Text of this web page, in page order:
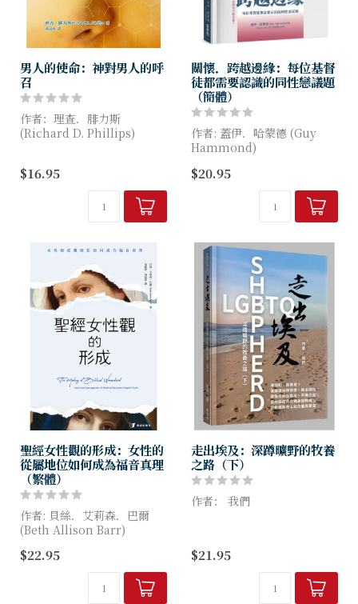
男人的使命：神對男人的呼
召
作者：理查．腓力斯
(Richard D. Phillips)
蝕了我們對敬虔男子氣概的認
面對文化中的普遍迷失，作
$16.95
關懷．跨越邊緣：每位基督
徒都需要認識的同性戀議題
（簡體）
作者: 蓋伊．哈蒙德 (Guy
Hammond)
盡管在25年前，我已遠離同性
戀的生活，但受同性吸引的這
根刺，仍真實地存在我的生命
中；無論經過幾千小時的禱...
$20.95
聖經女性觀的形成：女性的
從屬地位如何成為福音真理
（繁體）
作者: 貝絲．艾莉森．巴爾
(Beth Allison Barr)
本書並非典型的學術溯源之
作，而是一次感情充沛的大膽
嘗試：採用自傳體敘述，從女
$22.95
走出埃及：深蹲曠野的牧養
之路（下）
作者： 我們
有盡頭；但是，請別懷疑！這
一切絕對有盼望，走出埃及絕
不只是空洞夢想！
$21.95